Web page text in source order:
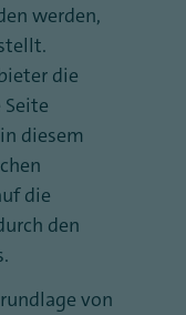
werden,
die
diesem
die
den
von